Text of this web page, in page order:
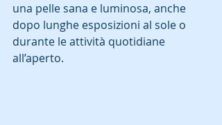
una pelle sana e luminosa, anche
dopo lunghe esposizioni al sole o
durante le attività quotidiane
all’aperto.